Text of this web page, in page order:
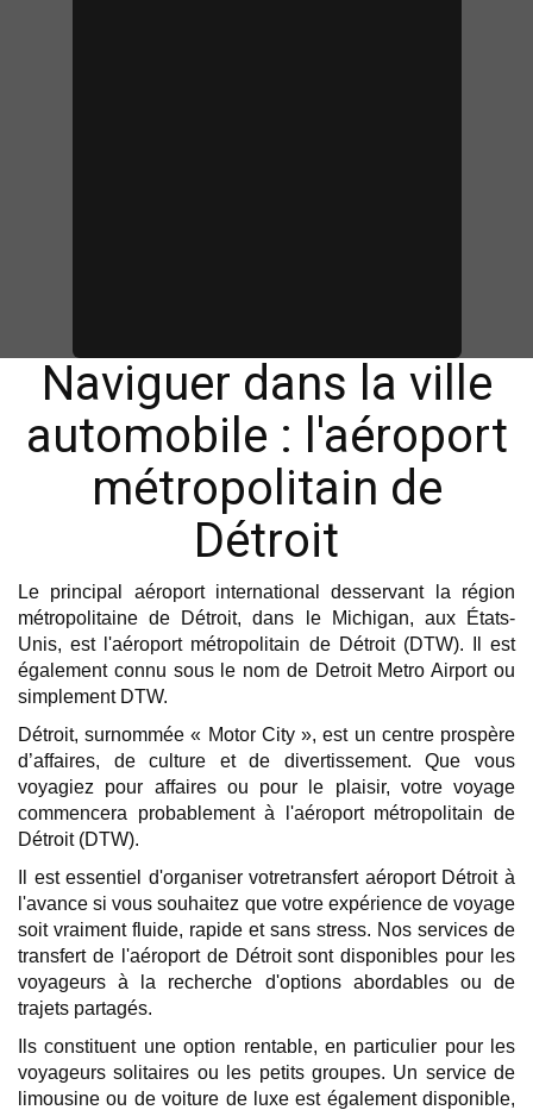
Naviguer dans la ville
automobile : l'aéroport
métropolitain de
Détroit
Le principal aéroport international desservant la région
métropolitaine de Détroit, dans le Michigan, aux États-
Unis, est l'aéroport métropolitain de Détroit (DTW). Il est
également connu sous le nom de Detroit Metro Airport ou
simplement DTW.
Détroit, surnommée « Motor City », est un centre prospère
d’affaires, de culture et de divertissement. Que vous
voyagiez pour affaires ou pour le plaisir, votre voyage
commencera probablement à l'aéroport métropolitain de
Détroit (DTW).
Il est essentiel d'organiser votretransfert aéroport Détroit à
l'avance si vous souhaitez que votre expérience de voyage
soit vraiment fluide, rapide et sans stress. Nos services de
transfert de l'aéroport de Détroit sont disponibles pour les
voyageurs à la recherche d'options abordables ou de
trajets partagés.
Ils constituent une option rentable, en particulier pour les
voyageurs solitaires ou les petits groupes. Un service de
limousine ou de voiture de luxe est également disponible,